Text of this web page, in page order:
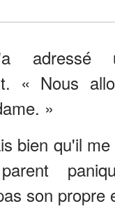
adressé
« Nous
»
bien qu'il
son propre